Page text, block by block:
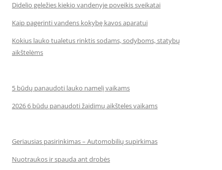
Didelio geležies kiekio vandenyje poveikis sveikatai
Kaip pagerinti vandens kokybę kavos aparatui
Kokius lauko tualetus rinktis sodams, sodyboms, statybų
aikštelėms
5 būdų panaudoti lauko namelį vaikams
2026 6 būdų panaudoti žaidimų aikšteles vaikams
Geriausias pasirinkimas – Automobilių supirkimas
Nuotraukos ir spauda ant drobės